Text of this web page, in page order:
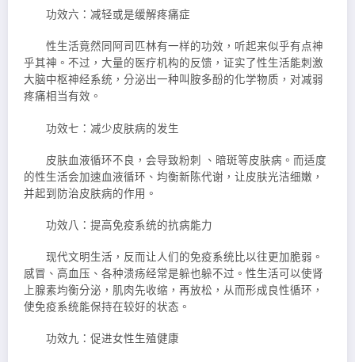
功效六：减轻或是缓解疼痛症
性生活竟然同阿司匹林有一样的功效，听起来似乎有点神
乎其神。不过，大量的医疗机构的反馈，证实了性生活能刺激
大脑中枢神经系统，分泌出一种叫胺多酚的化学物质，对减弱
疼痛相当有效。
功效七：减少皮肤病的发生
皮肤血液循环不良，会导致粉刺 、暗斑等皮肤病。而适度
的性生活会加速血液循环、均衡新陈代谢，让皮肤光洁细嫩，
并起到防治皮肤病的作用。
功效八：提高免疫系统的抗病能力
现代文明生活，反而让人们的免疫系统比以往更加脆弱。
感冒、高血压、各种溃疡经常是躲也躲不过。性生活可以使肾
上腺素均衡分泌，肌肉先收缩，再放松，从而形成良性循环，
使免疫系统能保持在较好的状态。
功效九：促进女性生殖健康